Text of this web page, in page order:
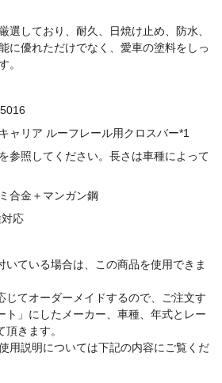
選しており、耐久、日焼け止め、防水、
に優れただけでなく、愛車の塗料をしっ
。
ャリア ルーフレール用クロスバー*1
参照してください。長さは車種によって
合金＋マンガン鋼
対応
いている場合は、この商品を使用できま
てオーダーメイドするので、
ご注文す
ト」にしたメーカー、車種、年式と レー
頂きます。
用説明については下記の内容にご覧くだ